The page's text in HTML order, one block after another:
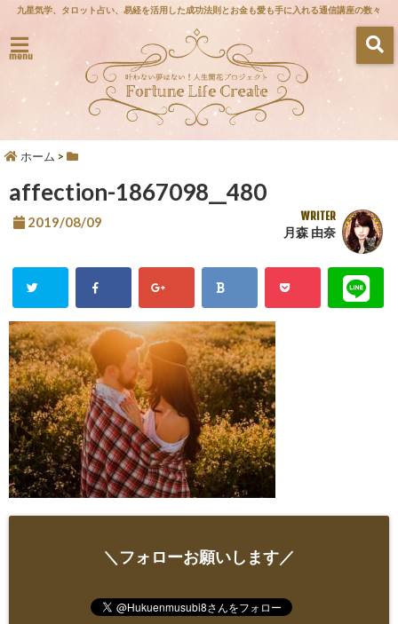
九星気学、タロット占い、易経を活用した成功法則とお金も愛も手に入れる通信講座の数々
menu
ホーム >
affection-1867098__480
2019/08/09 WRITER
月森 由奈
＼フォローお願いします／